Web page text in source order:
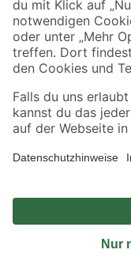
Jetzt die toom-App
Alle Preisangaben in EUR inkl.
Umständen nicht in allen
Produkte nur solange der Vorrat
*Paketversand ab 59 €
Nutzungsbedingungen